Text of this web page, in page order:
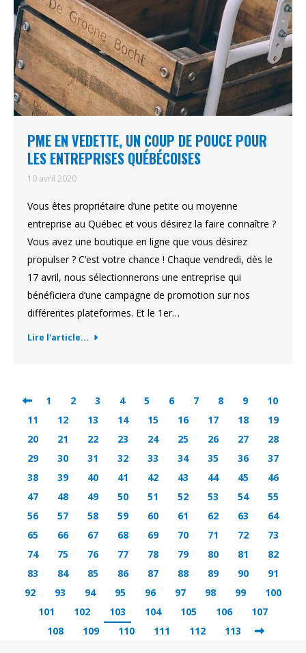
PME EN VEDETTE, UN COUP DE POUCE POUR
LES ENTREPRISES QUÉBÉCOISES
10 avril 2020
Vous êtes propriétaire d’une petite ou moyenne
entreprise au Québec et vous désirez la faire connaître ?
Vous avez une boutique en ligne que vous désirez
propulser ? C’est votre chance ! Chaque vendredi, dès le
17 avril, nous sélectionnerons une entreprise qui
bénéficiera d’une campagne de promotion sur nos
différentes plateformes. Et le 1er…
Lire l'article...
1 2 3 4 5 6 7 8 9
10
11
12 13 14 15 16 17 18
19
20
21 22 23 24 25 26 27
28
29
30 31 32 33 34 35 36
37
38
39 40 41 42 43 44 45
46
47
48 49 50 51 52 53 54
55
56
57 58 59 60 61 62 63
64
65
66 67 68 69 70 71 72
73
74
75 76 77 78 79 80 81
82
83
84 85 86 87 88 89 90
91
92
93 94 95 96 97 98 99
100
101
102 103 104 105 106
107
108
109 110 111 112 113